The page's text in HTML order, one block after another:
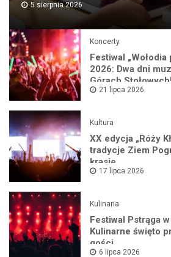
5 sierpnia 2026
Koncerty
Festiwal
2026: Dwa dni
Górach Stołowych!
21 lipca 2026
Kultura
XX edycja „Róży
tradycje Ziem
krasie
17 lipca 2026
Kulinaria
Festiwal Pstrąga
Kulinarne święto
gości
6 lipca 2026